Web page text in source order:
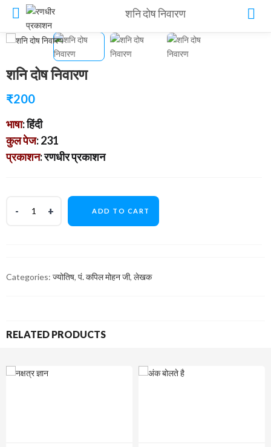
शनि दोष निवारण
शनि दोष निवारण
₹200
भाषा: हिंदी
कुल पेज: 231
प्रकाशन: रणधीर प्रकाशन
ADD TO CART
Categories: ज्योतिष, पं. कपिल मोहन जी, लेखक
RELATED PRODUCTS